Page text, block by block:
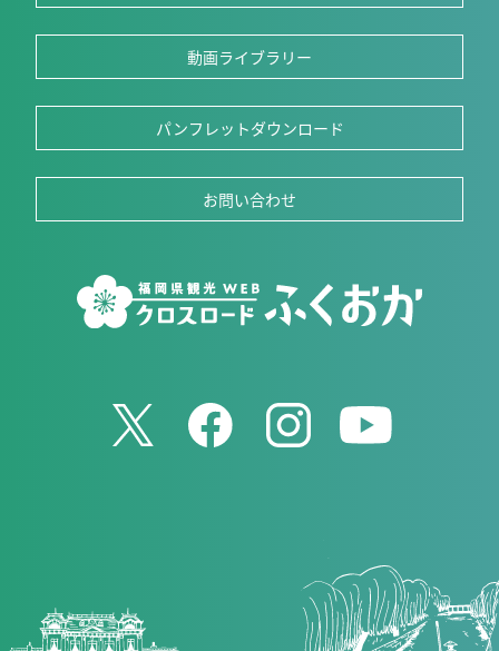
動画ライブラリー
パンフレットダウンロード
お問い合わせ